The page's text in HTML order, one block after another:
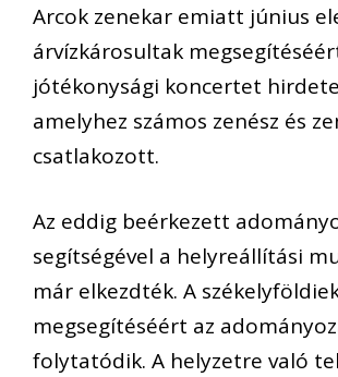
Arcok zenekar emiatt június
árvízkárosultak
jótékonysági koncertet
amelyhez számos zenész és
csatlakozott.
Az eddig beérkezett
segítségével a helyreállítási
már elkezdték. A
megsegítéséért az
folytatódik. A helyzetre való